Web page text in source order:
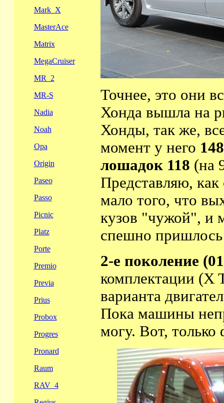
Mark_X
MasterAce
Matrix
MegaCruiser
MR_2
MR-S
Nadia
Noah
Opa
Origin
Paseo
Passo
Picnic
Platz
Porte
Premio
Previa
Prius
Probox
Progres
Pronard
Raum
RAV_4
Точнее, это они
Хонда вышла на
Хонды, так же,
момент у него
лошадок 118 (на
Представляю, как
мало того, что
кузов "чужой", и
спешно
2-е поколение
комплектации (X
варианта
Пока машины
могу. Вот, только